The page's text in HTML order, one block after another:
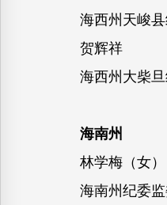
海西州天峻
贺辉祥
海西州大柴
海南州
林学梅（女）
海南州纪委